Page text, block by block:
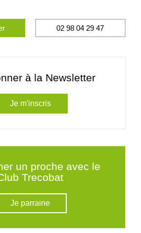
02 98 04 29 47
à la Newsletter
Je m'inscris
un proche avec le
Trecobat
Je parraine